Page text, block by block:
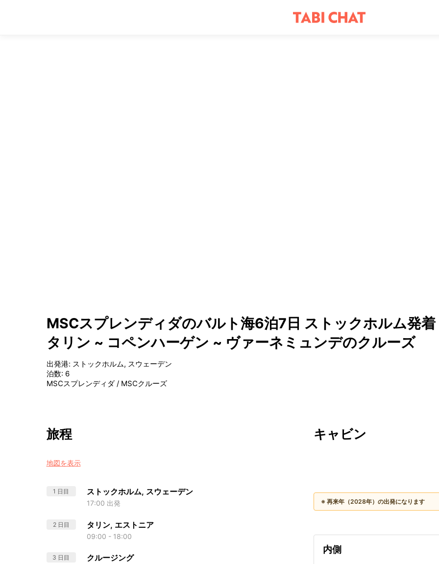
MSCスプレンディダのバルト海6泊7日 ストックホルム発着
タリン ~ コペンハーゲン ~ ヴァーネミュンデのクルーズ
出発港: ストックホルム, スウェーデン
泊数: 6
MSCスプレンディダ/ MSCクルーズ
旅程
地図を表示
1 日目 ストックホルム, スウェーデン
17:00 出発
2 日目 タリン, エストニア
09:00 - 18:00
3 日目 クルージング
キャビン
※ 再来年（2028年）の出発になります
内側